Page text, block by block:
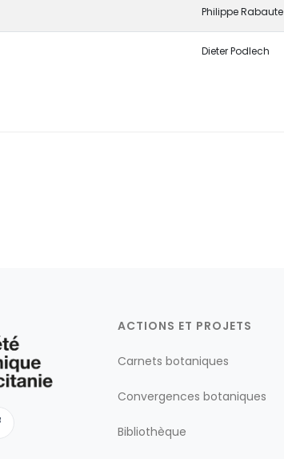
Philippe Rabaute
Dieter Podlech
ACTIONS ET PROJETS
Carnets botaniques
Convergences botaniques
Bibliothèque